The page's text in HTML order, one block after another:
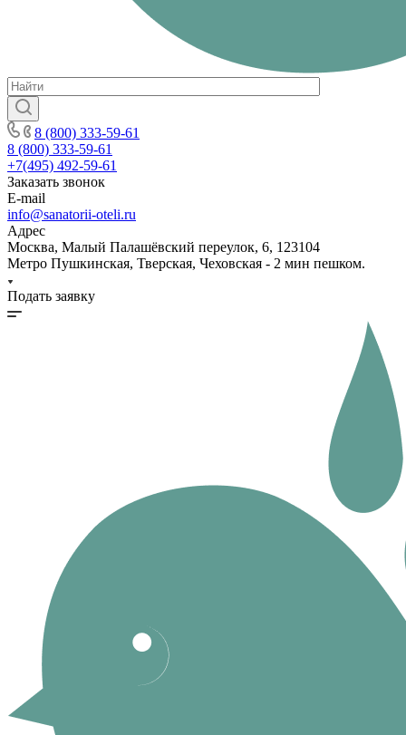
8 (800) 333-59-61
8 (800) 333-59-61
+7(495) 492-59-61
Заказать звонок
E-mail
info@sanatorii-oteli.ru
Адрес
Москва, Малый Палашёвский переулок, 6, 123104
Метро Пушкинская, Тверская, Чеховская - 2 мин пешком.
Подать заявку